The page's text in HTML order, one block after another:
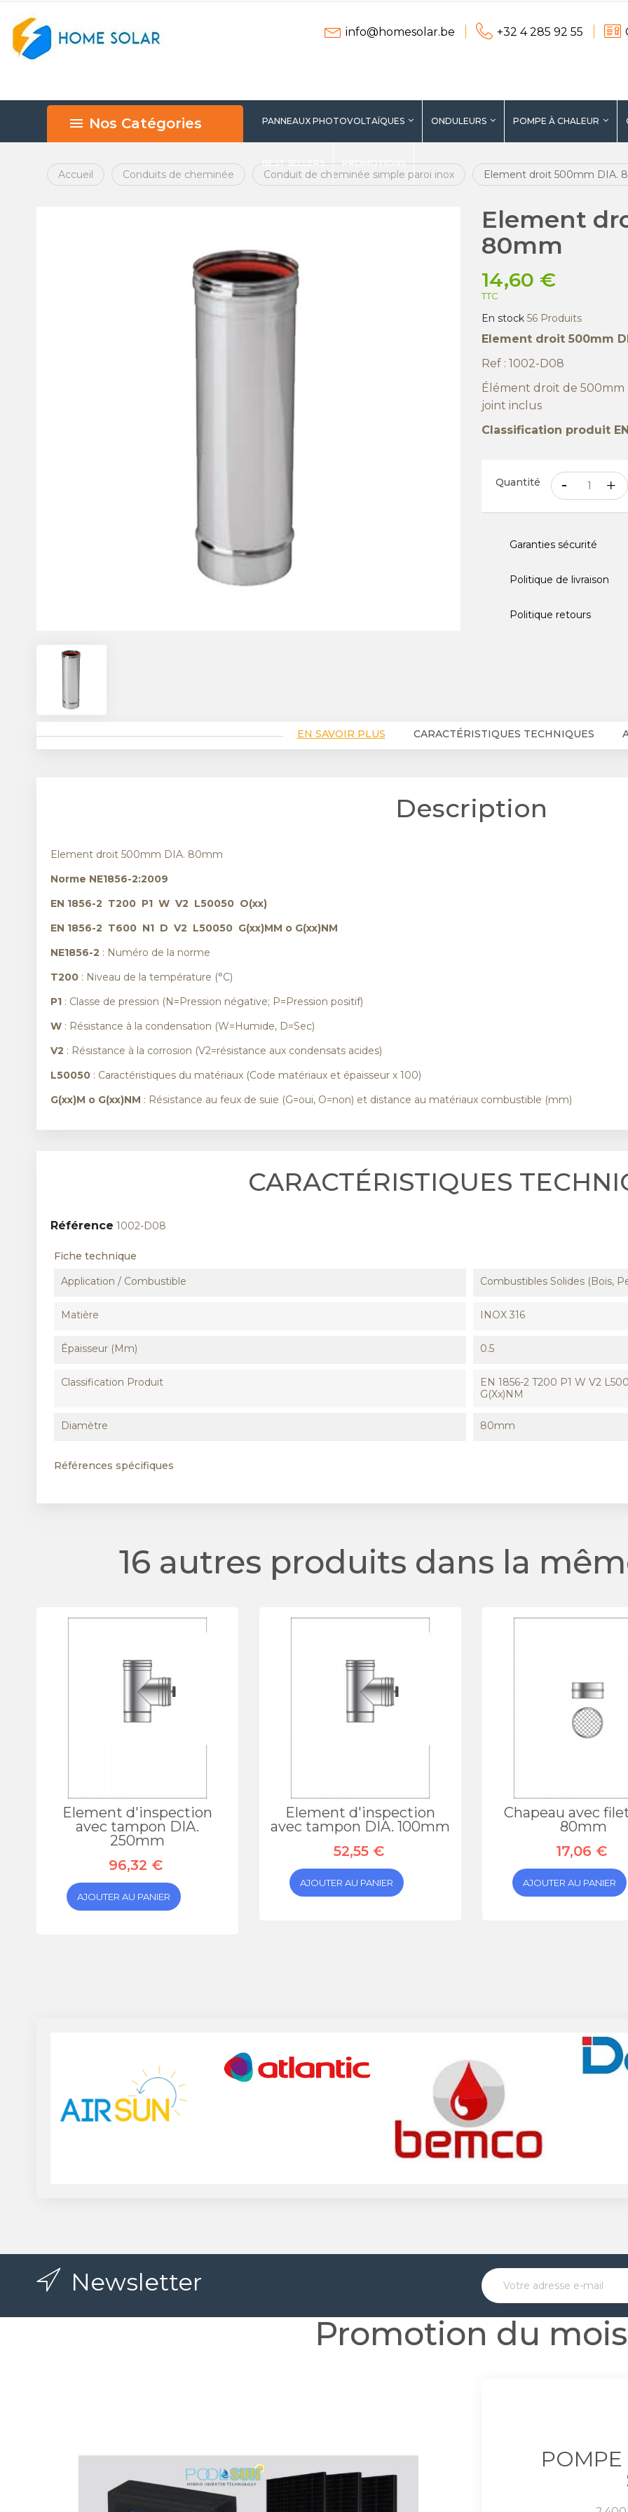
info@homesolar.be +32 4 285 92 55
Nos Catégories PANNEAUX PHOTOVOLTAÏQUES ONDULEURS POMPE À CHALEUR
BEST SELLERS PROMOTIONS
Accueil Conduits de cheminée Conduit de cheminée simple paroi inox Element droit 500mm DIA.
Element
80mm
14,60 €
TTC
En stock 56 Produits
Element droit 500mm
Ref : 1002-D08
Élément droit de 500mm
joint inclus
Classification produit
Quantité
Garanties sécurité
Politique de livraison
Politique retours
EN SAVOIR PLUS CARACTÉRISTIQUES TECHNIQUES
Description
Element droit 500mm DIA. 80mm
Norme NE1856-2:2009
EN 1856-2 T200 P1 W V2 L50050 O(xx)
EN 1856-2 T600 N1 D V2 L50050 G(xx)MM o G(xx)NM
NE1856-2 : Numéro de la norme
T200 : Niveau de la température (°C)
P1 : Classe de pression (N=Pression négative; P=Pression positif)
W : Résistance à la condensation (W=Humide, D=Sec)
V2 : Résistance à la corrosion (V2=résistance aux condensats acides)
L50050 : Caractéristiques du matériaux (Code matériaux et épaisseur x 100)
G(xx)M o G(xx)NM : Résistance au feux de suie (G=oui, O=non) et distance au matériaux combustible (mm)
CARACTÉRISTIQUES
Référence 1002-D08
Fiche technique
Application / Combustible
Combustibles Solides (Bois,
Matière INOX 316
Épaisseur (mm) 0.5
Classification Produit
EN 1856-2 T200 P1 W V2
G(xx)NM
Diamètre 80mm
Références spécifiques
16 autres produits dans la
Element d'inspection
avec tampon DIA.
250mm
96,32 €
AJOUTER AU PANIER
Element d'inspection
avec tampon DIA. 100mm
52,55 €
AJOUTER AU PANIER
Chapeau avec
80mm
17,06 €
AJOUTER AU PANIER
Newsletter
Promotion du mois
Prix